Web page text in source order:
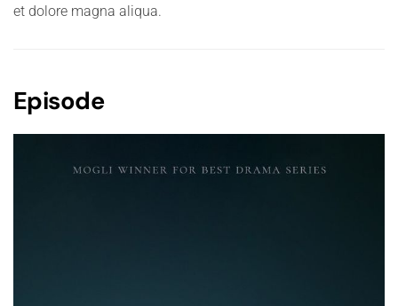
et dolore magna aliqua.
Episode